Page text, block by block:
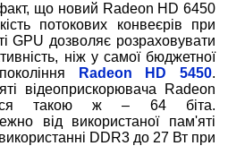
що новий Radeon HD 6450
потокових конвеєрів при
GPU дозволяє розраховувати
ніж у самої бюджетної
Radeon HD 5450.
відеоприскорювача Radeon
такою ж – 64 біта.
від використаної пам'яті
DDR3 до 27 Вт при